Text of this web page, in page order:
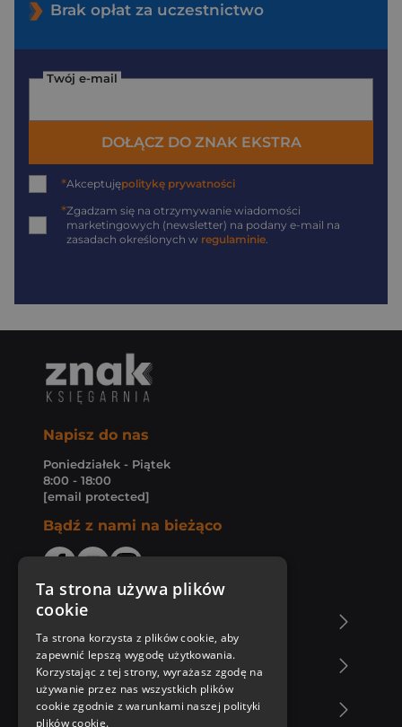
Brak opłat za uczestnictwo
Twój e-mail
DOŁĄCZ DO ZNAK EKSTRA
*Akceptujępolitykę prywatności
*Zgadzam się na otrzymywanie wiadomości
marketingowych (newsletter) na podany e-mail na
zasadach określonych w regulaminie.
Napisz do nas
Poniedziałek - Piątek
8:00 - 18:00
[email protected]
Bądź z nami na bieżąco
Zakupy u nas
Nasza oferta
Ta strona używa plików
cookie
Ta strona korzysta z plików cookie, aby
zapewnić lepszą wygodę użytkowania.
Korzystając z tej strony, wyrażasz zgodę na
używanie przez nas wszystkich plików
cookie zgodnie z warunkami naszej polityki
plików cookie.